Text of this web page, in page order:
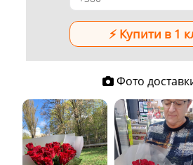
Фото